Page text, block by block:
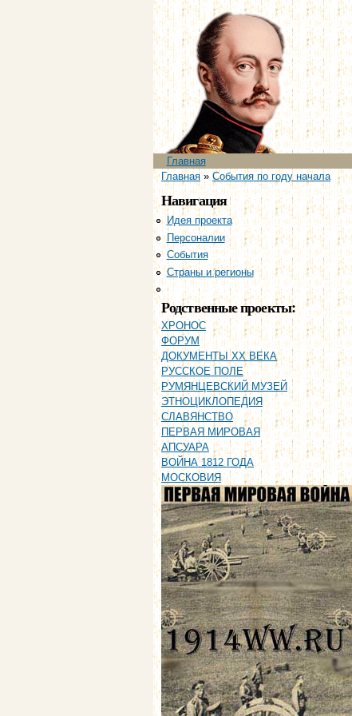
Главное меню
Главная
Вы здесь
Главная» События по году начала
Навигация
Идея проекта
Персоналии
События
Страны и регионы
Хронология
Родственные проекты:
ХРОНОС
ФОРУМ
ДОКУМЕНТЫ XX ВЕКА
РУССКОЕ ПОЛЕ
РУМЯНЦЕВСКИЙ МУЗЕЙ
ЭТНОЦИКЛОПЕДИЯ
СЛАВЯНСТВО
ПЕРВАЯ МИРОВАЯ
АПСУАРА
ВОЙНА 1812 ГОДА
МОСКОВИЯ